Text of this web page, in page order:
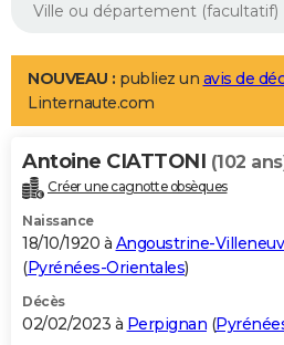
Aménagement intérieur
LIFESTYLE
Art de vivre
Bien-être
Loisirs
Mode
Modes de vie
Alimentation
Guide de la santé
Maladies
Médicaments
Sommeil
VOYAGE
Destinations
City break
Voyage nature
Voyage de noces
Forum
Climat
+PHOTO
GUIDES D'ACHAT
BONS PLANS
NOUVEAU : publiez un avis de
Linternaute.com
Antoine CIATTONI (102
Créer une cagnotte obsèques
Naissance
18/10/1920 à Angoustrine-
(Pyrénées-Orientales)
Décès
02/02/2023 à Perpignan (